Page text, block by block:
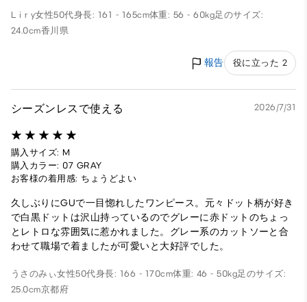
L i r y女性50代身長: 161 - 165cm体重: 56 - 60kg足のサイズ:
24.0cm香川県
報告 役に立った 2
シーズンレスで使える 2026/7/31
購入サイズ: M
購入カラー: 07 GRAY
お客様の着用感: ちょうどよい
久しぶりにGUで一目惚れしたワンピース。元々ドット柄が好き
で白黒ドットは沢山持っているのでグレーに赤ドットのちょっ
とレトロな雰囲気に惹かれました。グレー系のカットソーと合
わせて職場で着ましたが可愛いと大好評でした。
うさのみぃ女性50代身長: 166 - 170cm体重: 46 - 50kg足のサイズ:
25.0cm京都府